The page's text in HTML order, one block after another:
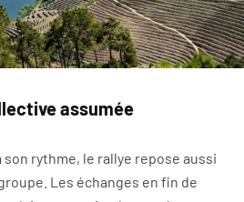
assumée
son rythme, le rallye repose aussi
Les échanges en fin de